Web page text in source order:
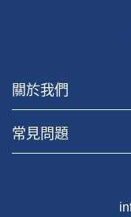
關於我們
常見問題